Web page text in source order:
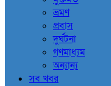
ভ্রমণ
প্রবাস
দুর্ঘটনা
গণমাধ্যম
অন্যান্য
সব খবর